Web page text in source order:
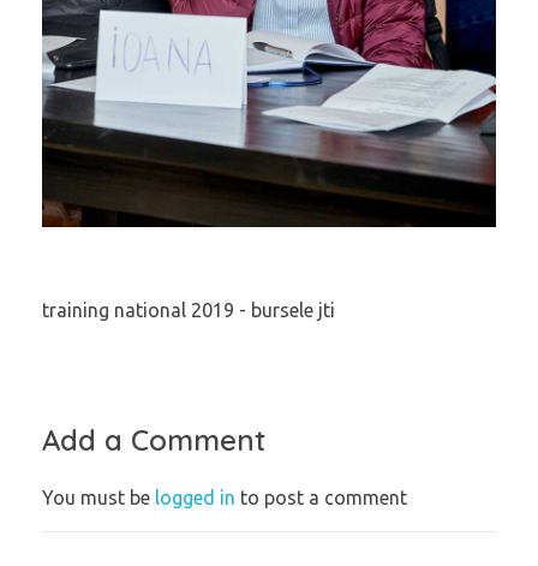
training national 2019 - bursele jti
Add a Comment
You must be logged in to post a comment